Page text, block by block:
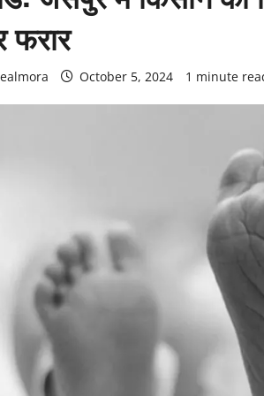
फरार
October 5, 2024 1 minute